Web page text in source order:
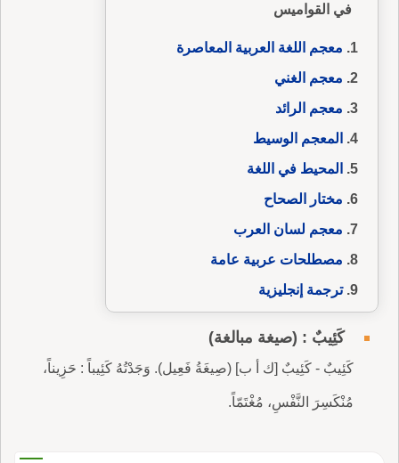
في القواميس
معجم اللغة العربية المعاصرة
معجم الغني
معجم الرائد
المعجم الوسيط
المحيط في اللغة
مختار الصحاح
معجم لسان العرب
مصطلحات عربية عامة
ترجمة إنجليزية
كَئِيبٌ : (صيغة مبالغة)
كَئِيبٌ - كَئِيبٌ [ك أ ب] (صِيغَةُ فَعِيل). وَجَدْتُهُ كَئِيباً : حَزِيناً،
مُنْكَسِرَ النَّفْسِ، مُغْتَمّاً.